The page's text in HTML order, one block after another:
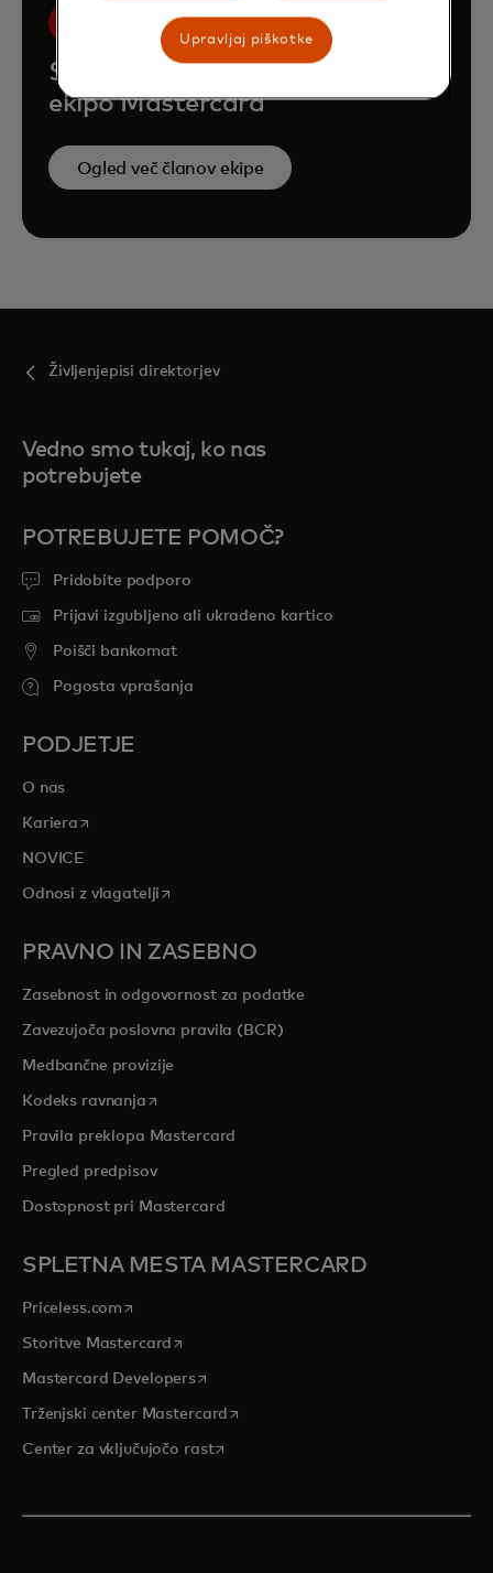
Spoznajte preostalo vodstveno
ekipo Mastercard
Ogled več članov ekipe
Življenjepisi direktorjev
Vedno smo tukaj, ko nas
potrebujete
POTREBUJETE POMOČ?
Pridobite podporo
Prijavi izgubljeno ali ukradeno kartico
Poišči bankomat
Pogosta vprašanja
PODJETJE
O nas
Kariera opens in a new tab
NOVICE
Odnosi z vlagatelji opens in a new tab
PRAVNO IN ZASEBNO
Zasebnost in odgovornost za podatke
Zavezujoča poslovna pravila (BCR)
Medbančne provizije
Kodeks ravnanjaopens in a new tab
Pravila preklopa Mastercard
Pregled predpisov
Dostopnost pri Mastercard
SPLETNA MESTA MASTERCARD
Priceless.com opens in a new tab
Storitve Mastercard opens in a new tab
Mastercard Developersopens in a new tab
Trženjski center Mastercard opens in a new tab
Center za vključujočo rastopens in a new tab
Upravljaj piškotke